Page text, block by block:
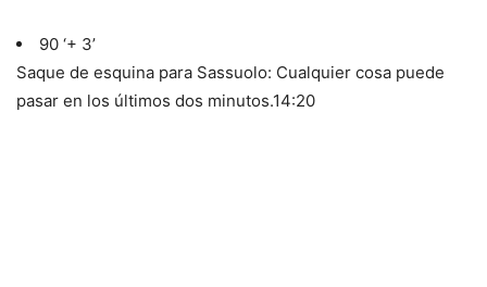
90 ‘+ 3’
Saque de esquina para Sassuolo: Cualquier cosa puede
pasar en los últimos dos minutos.14:20